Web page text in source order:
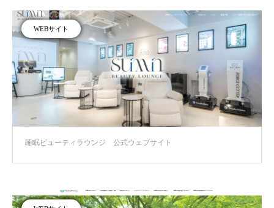
WEBサイト
睡眠ビューティラウンジ 公式ウェブサイト